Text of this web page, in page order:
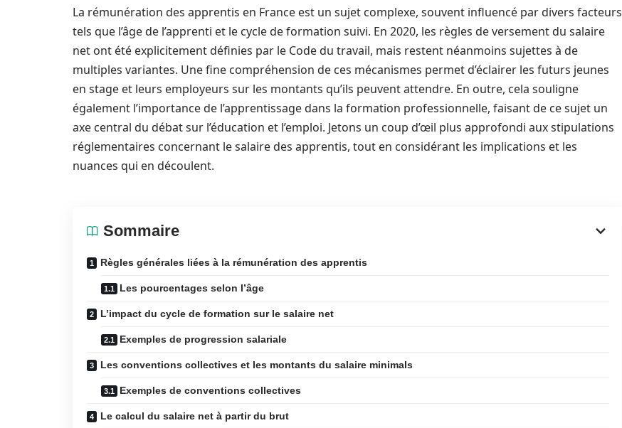
La rémunération des apprentis en France est un sujet complexe, souvent influencé par divers facteurs
tels que l’âge de l’apprenti et le cycle de formation suivi. En 2020, les règles de versement du salaire
net ont été explicitement définies par le Code du travail, mais restent néanmoins sujettes à de
multiples variantes. Une fine compréhension de ces mécanismes permet d’éclairer les futurs jeunes
en stage et leurs employeurs sur les montants qu’ils peuvent attendre. En outre, cela souligne
également l’importance de l’apprentissage dans la formation professionnelle, faisant de ce sujet un
axe central du débat sur l’éducation et l’emploi. Jetons un coup d’œil plus approfondi aux stipulations
réglementaires concernant le salaire des apprentis, tout en considérant les implications et les
nuances qui en découlent.
Sommaire
Règles générales liées à la rémunération des apprentis
Les pourcentages selon l’âge
L’impact du cycle de formation sur le salaire net
Exemples de progression salariale
Les conventions collectives et les montants du salaire minimals
Exemples de conventions collectives
Le calcul du salaire net à partir du brut